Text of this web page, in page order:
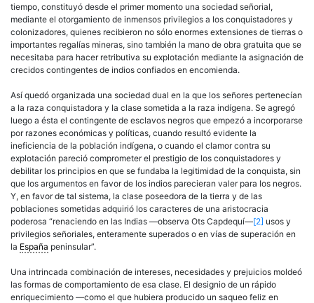
tiempo, constituyó desde el primer momento una sociedad señorial,
mediante el otorgamiento de inmensos privilegios a los conquistadores y
colonizadores, quienes recibieron no sólo enormes extensiones de tierras o
importantes regalías mineras, sino también la mano de obra gratuita que se
necesitaba para hacer retributiva su explotación mediante la asignación de
crecidos contingentes de indios confiados en encomienda.
Así quedó organizada una sociedad dual en la que los señores pertenecían
a la raza conquistadora y la clase sometida a la raza indígena. Se agregó
luego a ésta el contingente de esclavos negros que empezó a incorporarse
por razones económicas y políticas, cuando resultó evidente la
ineficiencia de la población indígena, o cuando el clamor contra su
explotación pareció comprometer el prestigio de los conquistadores y
debilitar los principios en que se fundaba la legitimidad de la conquista, sin
que los argumentos en favor de los indios parecieran valer para los negros.
Y, en favor de tal sistema, la clase poseedora de la tierra y de las
poblaciones sometidas adquirió los caracteres de una aristocracia
poderosa “renaciendo en las Indias —observa Ots Capdequí—[2] usos y
privilegios señoriales, enteramente superados o en vías de superación en
la España peninsular”.
Una intrincada combinación de intereses, necesidades y prejuicios moldeó
las formas de comportamiento de esa clase. El designio de un rápido
enriquecimiento —como el que hubiera producido un saqueo feliz en